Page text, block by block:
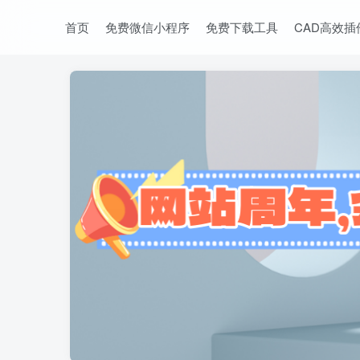
首页 免费微信小程序 免费下载工具 CAD高效插